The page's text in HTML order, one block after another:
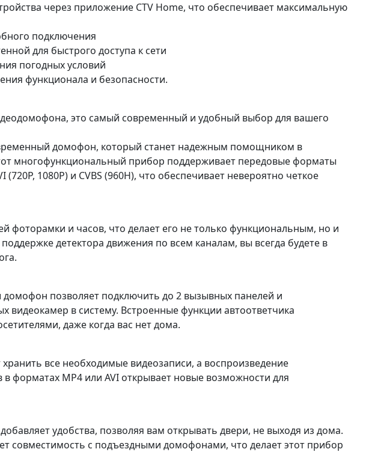
через приложение CTV Home, что обеспечивает максимальную
подключения
для быстрого доступа к сети
погодных условий
функционала и безопасности.
это самый современный и удобный выбор для вашего
домофон, который станет надежным помощником в
многофункциональный прибор поддерживает передовые форматы
(720P, 1080P) и CVBS (960H), что обеспечивает невероятно четкое
и часов, что делает его не только функциональным, но и
детектора движения по всем каналам, вы всегда будете в
позволяет подключить до 2 вызывных панелей и
видеокамер в систему. Встроенные функции автоответчика
даже когда вас нет дома.
все необходимые видеозаписи, а воспроизведение
форматах MP4 или AVI открывает новые возможности для
удобства, позволяя вам открывать двери, не выходя из дома.
совместимость с подъездными домофонами, что делает этот прибор